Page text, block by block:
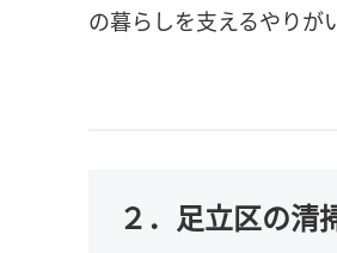
の暮らしを支えるやりが
２．足立区の清